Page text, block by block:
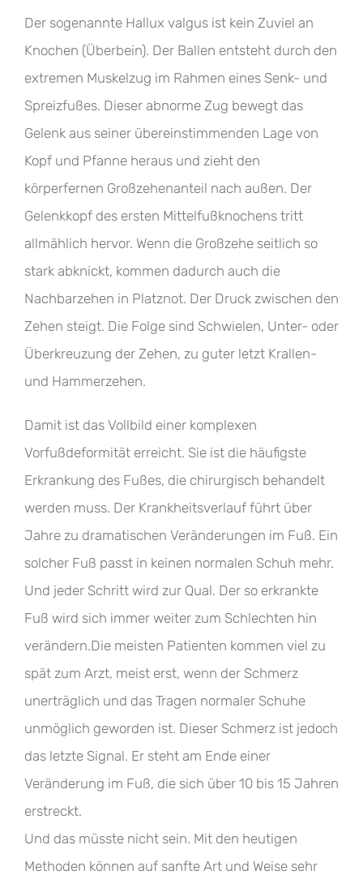
Der sogenannte Hallux valgus ist kein Zuviel an
Knochen (Überbein). Der Ballen entsteht durch den
extremen Muskelzug im Rahmen eines Senk- und
Spreizfußes. Dieser abnorme Zug bewegt das
Gelenk aus seiner übereinstimmenden Lage von
Kopf und Pfanne heraus und zieht den
körperfernen Großzehenanteil nach außen. Der
Gelenkkopf des ersten Mittelfußknochens tritt
allmählich hervor. Wenn die Großzehe seitlich so
stark abknickt, kommen dadurch auch die
Nachbarzehen in Platznot. Der Druck zwischen den
Zehen steigt. Die Folge sind Schwielen, Unter- oder
Überkreuzung der Zehen, zu guter letzt Krallen-
und Hammerzehen.
Damit ist das Vollbild einer komplexen
Vorfußdeformität erreicht. Sie ist die häufigste
Erkrankung des Fußes, die chirurgisch behandelt
werden muss. Der Krankheitsverlauf führt über
Jahre zu dramatischen Veränderungen im Fuß. Ein
solcher Fuß passt in keinen normalen Schuh mehr.
Und jeder Schritt wird zur Qual. Der so erkrankte
Fuß wird sich immer weiter zum Schlechten hin
verändern.Die meisten Patienten kommen viel zu
spät zum Arzt, meist erst, wenn der Schmerz
unerträglich und das Tragen normaler Schuhe
unmöglich geworden ist. Dieser Schmerz ist jedoch
das letzte Signal. Er steht am Ende einer
Veränderung im Fuß, die sich über 10 bis 15 Jahren
erstreckt.
Und das müsste nicht sein. Mit den heutigen
Methoden können auf sanfte Art und Weise sehr